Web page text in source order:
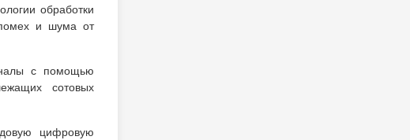
обработки
помех и шума от
с помощью
сотовых
цифровую